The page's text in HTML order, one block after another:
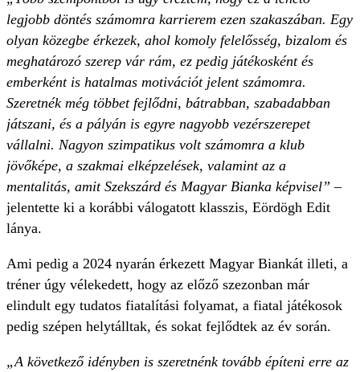
legjobb döntés számomra karrierem ezen szakaszában. Egy
olyan közegbe érkezek, ahol komoly felelősség, bizalom és
meghatározó szerep vár rám, ez pedig játékosként és
emberként is hatalmas motivációt jelent számomra.
Szeretnék még többet fejlődni, bátrabban, szabadabban
játszani, és a pályán is egyre nagyobb vezérszerepet
vállalni. Nagyon szimpatikus volt számomra a klub
jövőképe, a szakmai elképzelések, valamint az a
mentalitás, amit Szekszárd és Magyar Bianka képvisel”–
jelentette ki a korábbi válogatott klasszis, Eördögh Edit
lánya.
Ami pedig a 2024 nyarán érkezett Magyar Biankát illeti, a
tréner úgy vélekedett, hogy az előző szezonban már
elindult egy tudatos fiatalítási folyamat, a fiatal játékosok
pedig szépen helytálltak, és sokat fejlődtek az év során.
„A következő idényben is szeretnénk tovább építeni erre az